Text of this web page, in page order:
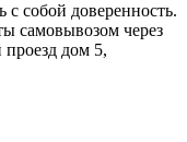
с собой доверенность.
самовывозом через
дом 5,